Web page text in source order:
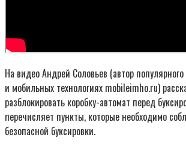
На видео Андрей Соловьев (автор
и мобильных технологиях mobileimho.ru)
разблокировать коробку-автомат перед
перечисляет пункты, которые необходимо
безопасной буксировки.